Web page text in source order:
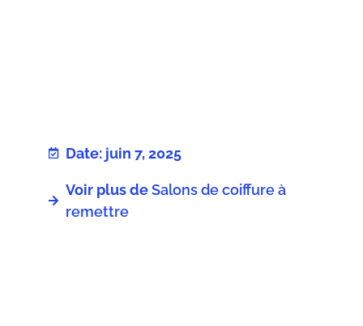
Date: juin 7, 2025
Voir plus deSalons de coiffure à
remettre